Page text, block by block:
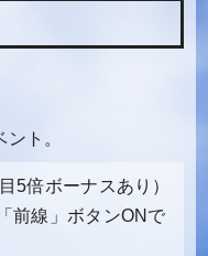
ト。
5倍ボーナスあり）
前線」ボタンONで